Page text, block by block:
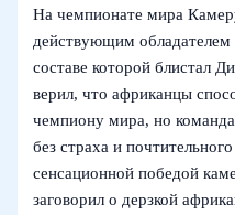
На чемпионате мира
действующим
составе которой блистал
верил, что африканцы
чемпиону мира, но
без страха и
сенсационной победой
заговорил о дерзкой